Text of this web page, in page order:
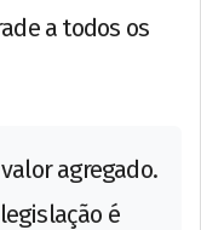
a todos os
agregado.
é